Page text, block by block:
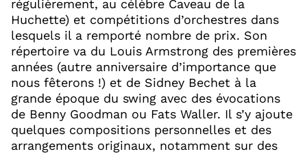
régulièrement, au célèbre Caveau de la
Huchette) et compétitions d’orchestres dans
lesquels il a remporté nombre de prix. Son
répertoire va du Louis Armstrong des premières
années (autre anniversaire d’importance que
nous fêterons !) et de Sidney Bechet à la
grande époque du swing avec des évocations
de Benny Goodman ou Fats Waller. Il s’y ajoute
quelques compositions personnelles et des
arrangements originaux, notamment sur des